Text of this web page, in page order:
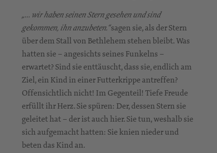
„… wir haben seinen Stern gesehen und sind
gekommen, ihn anzubeten.“sagen sie, als der Stern
über dem Stall von Bethlehem stehen bleibt. Was
hatten sie – angesichts seines Funkelns –
erwartet? Sind sie enttäuscht, dass sie, endlich am
Ziel, ein Kind in einer Futterkrippe antreffen?
Offensichtlich nicht! Im Gegenteil! Tiefe Freude
erfüllt ihr Herz. Sie spüren: Der, dessen Stern sie
geleitet hat – der ist auch hier. Sie tun, weshalb sie
sich aufgemacht hatten: Sie knien nieder und
beten das Kind an.